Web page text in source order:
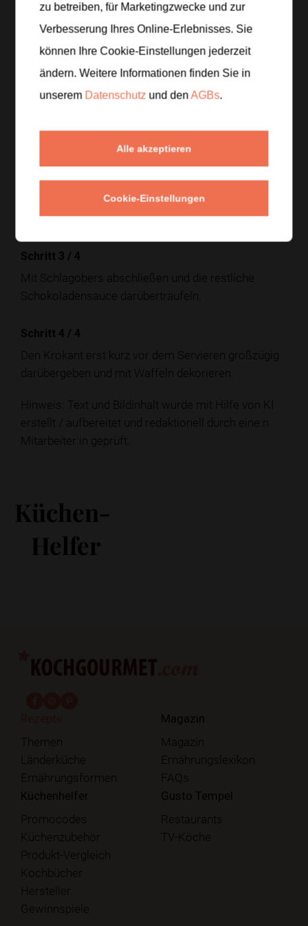
Zubereitung
Schritt 1/4
Schlagobers mit Staubzucker aufschlagen.
Dessertgläser bereitstellen und einen Teil des
Haselnusseis und Vanilleeis in die Gläser setzen.
Zwischendurch etwas Schokoladensauce und
Krokant einfüllen, damit jede Schicht Crunch
bekommt.
Schritt 3 / 4
Mit Schlagobers abschließen und die restliche
Schokoladensauce darüberträufeln.
Schritt 4 / 4
Den Krokant erst kurz vor dem Servieren großzügig
darübergeben und mit Waffeln dekorieren.
Hinweis: Text und Bildinhalt wurde mit Hilfe von KI
erstellt / aufbereitet und redaktionell durch eine:n
Mitarbeiter:in geprüft.
Küchen-
Helfer
Themen
Länderküche
Ernährungsformen
Magazin
Magazin
Ernährungslexikon
FAQs
Küchenhelfer
Promocodes
Küchenzubehör
Produkt-Vergleich
Kochbücher
Hersteller
Gewinnspiele
Gusto Tempel
Restaurants
TV-Köche
zu betreiben, für Marketingzwecke und zur
Verbesserung Ihres Online-Erlebnisses. Sie
können Ihre Cookie-Einstellungen jederzeit
ändern. Weitere Informationen finden Sie in
unserem Datenschutz und denAGBs.
Alle akzeptieren
Cookie-Einstellungen